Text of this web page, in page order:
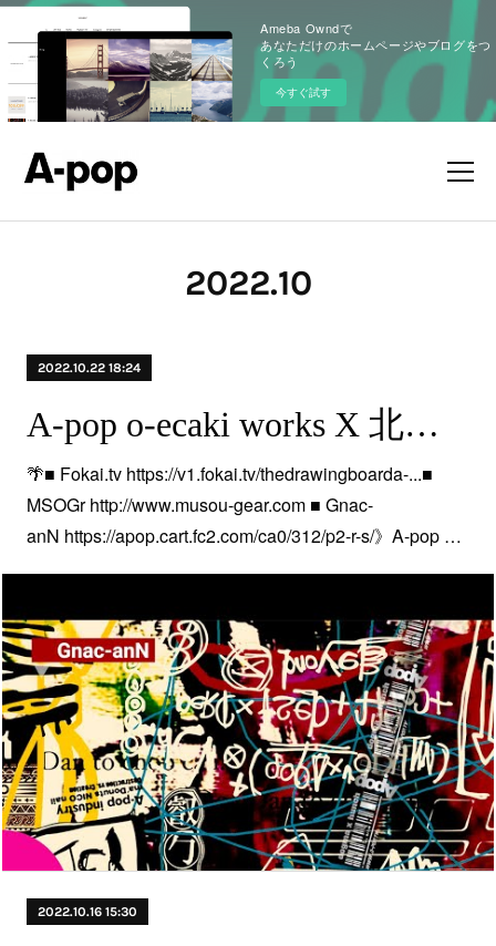
Ameba Owndで
あなただけのホームページやブログをつ
くろう
今すぐ試す
2022.10
2022.10.22 18:24
A-pop o-ecaki works X 北緯拾参度東経陌肆拾肆度
🌴■ Fokai.tv https://v1.fokai.tv/thedrawingboarda-...■
MSOGr http://www.musou-gear.com ■ Gnac-
anN https://apop.cart.fc2.com/ca0/312/p2-r-s/》A-pop …
2022.10.16 15:30